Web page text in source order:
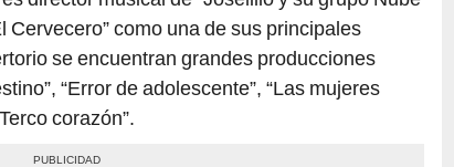
Cervecero” como una de sus principales
se encuentran grandes producciones
“Error de adolescente”, “Las mujeres
corazón”.